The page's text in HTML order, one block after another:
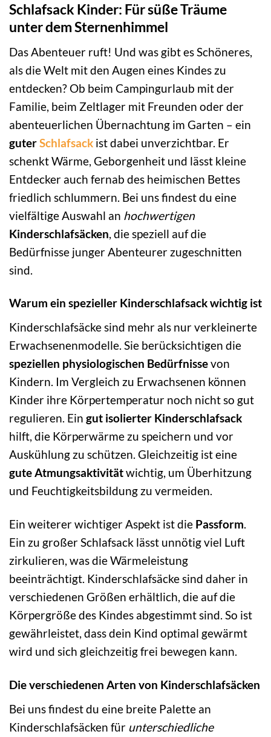
Schlafsack Kinder: Für süße Träume
unter dem Sternenhimmel
Das Abenteuer ruft! Und was gibt es Schöneres,
als die Welt mit den Augen eines Kindes zu
entdecken? Ob beim Campingurlaub mit der
Familie, beim Zeltlager mit Freunden oder der
abenteuerlichen Übernachtung im Garten – ein
guterSchlafsack ist dabei unverzichtbar. Er
schenkt Wärme, Geborgenheit und lässt kleine
Entdecker auch fernab des heimischen Bettes
friedlich schlummern. Bei uns findest du eine
vielfältige Auswahl an hochwertigen
Kinderschlafsäcken , die speziell auf die
Bedürfnisse junger Abenteurer zugeschnitten
sind.
Warum ein spezieller Kinderschlafsack wichtig ist
Kinderschlafsäcke sind mehr als nur verkleinerte
Erwachsenenmodelle. Sie berücksichtigen die
speziellen physiologischen Bedürfnissevon
Kindern. Im Vergleich zu Erwachsenen können
Kinder ihre Körpertemperatur noch nicht so gut
regulieren. Ein gut isolierter Kinderschlafsack
hilft, die Körperwärme zu speichern und vor
Auskühlung zu schützen. Gleichzeitig ist eine
gute Atmungsaktivitätwichtig, um Überhitzung
und Feuchtigkeitsbildung zu vermeiden.
Ein weiterer wichtiger Aspekt ist die Passform.
Ein zu großer Schlafsack lässt unnötig viel Luft
zirkulieren, was die Wärmeleistung
beeinträchtigt. Kinderschlafsäcke sind daher in
verschiedenen Größen erhältlich, die auf die
Körpergröße des Kindes abgestimmt sind. So ist
gewährleistet, dass dein Kind optimal gewärmt
wird und sich gleichzeitig frei bewegen kann.
Die verschiedenen Arten von Kinderschlafsäcken
Bei uns findest du eine breite Palette an
Kinderschlafsäcken für unterschiedliche